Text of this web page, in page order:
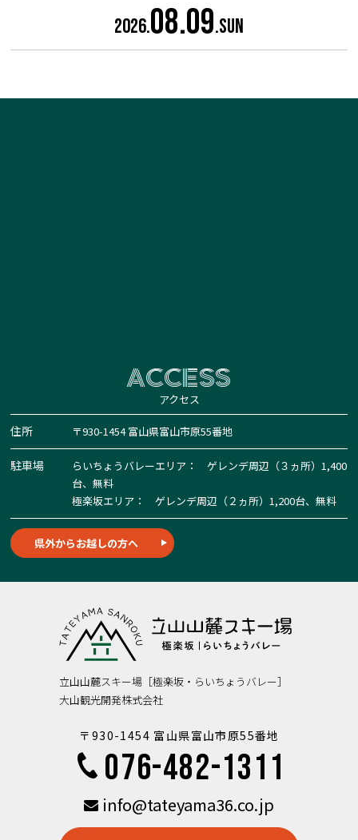
2026.08.09.Sun
ACCESS
アクセス
住所 〒930-1454 富山県富山市原55番地
駐車場
らいちょうバレーエリア： ゲレンデ周辺（３ヵ所）1,400
台、無料
極楽坂エリア： ゲレンデ周辺（２ヵ所）1,200台、無料
県外からお越しの方へ
立山山麓スキー場［極楽坂・らいちょうバレー］
大山観光開発株式会社
〒930-1454 富山県富山市原55番地
076-482-1311
info@tateyama36.co.jp